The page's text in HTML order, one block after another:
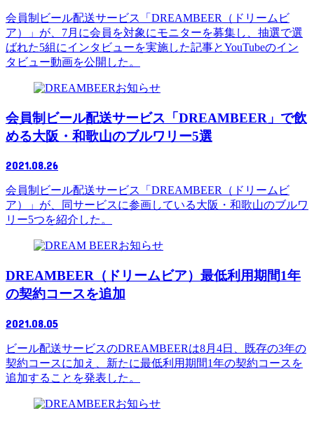
会員制ビール配送サービス「DREAMBEER（ドリームビ
ア）」が、7月に会員を対象にモニターを募集し、抽選で選
ばれた5組にインタビューを実施した記事とYouTubeのイン
タビュー動画を公開した。
お知らせ
会員制ビール配送サービス「DREAMBEER」で飲
める大阪・和歌山のブルワリー5選
2021.08.26
会員制ビール配送サービス「DREAMBEER（ドリームビ
ア）」が、同サービスに参画している大阪・和歌山のブルワ
リー5つを紹介した。
お知らせ
DREAMBEER（ドリームビア）最低利用期間1年
の契約コースを追加
2021.08.05
ビール配送サービスのDREAMBEERは8月4日、既存の3年の
契約コースに加え、新たに最低利用期間1年の契約コースを
追加することを発表した。
お知らせ